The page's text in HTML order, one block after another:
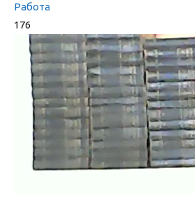
Работа
176